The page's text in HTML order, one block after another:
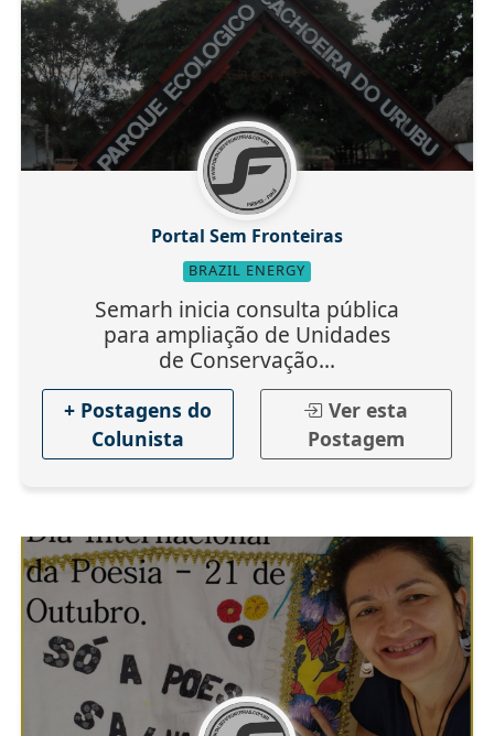
Portal Sem Fronteiras
BRAZIL ENERGY
Semarh inicia consulta pública
para ampliação de Unidades
de Conservação...
+ Postagens do
Colunista
Ver esta
Postagem